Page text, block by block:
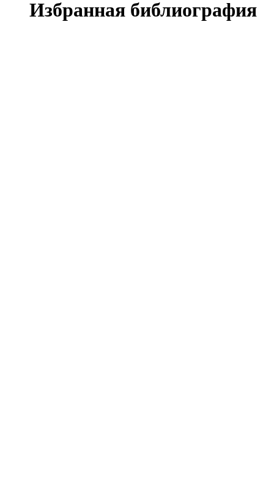
Избранная библиография